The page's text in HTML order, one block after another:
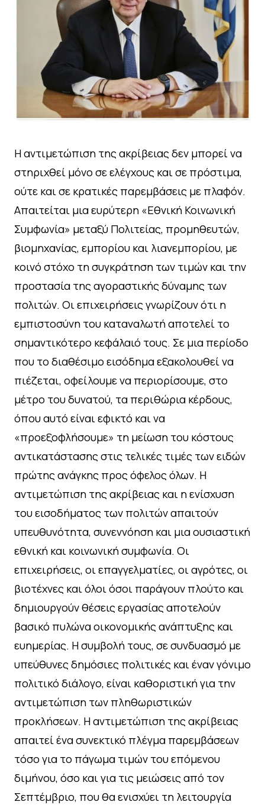
Η αντιμετώπιση της ακρίβειας δεν μπορεί να
στηριχθεί μόνο σε ελέγχους και σε πρόστιμα,
ούτε και σε κρατικές παρεμβάσεις με πλαφόν.
Απαιτείται μια ευρύτερη «Εθνική Κοινωνική
Συμφωνία» μεταξύ Πολιτείας, προμηθευτών,
βιομηχανίας, εμπορίου και λιανεμπορίου, με
κοινό στόχο τη συγκράτηση των τιμών και την
προστασία της αγοραστικής δύναμης των
πολιτών. Οι επιχειρήσεις γνωρίζουν ότι η
εμπιστοσύνη του καταναλωτή αποτελεί το
σημαντικότερο κεφάλαιό τους. Σε μια περίοδο
που το διαθέσιμο εισόδημα εξακολουθεί να
πιέζεται, οφείλουμε να περιορίσουμε, στο
μέτρο του δυνατού, τα περιθώρια κέρδους,
όπου αυτό είναι εφικτό και να
«προεξοφλήσουμε» τη μείωση του κόστους
αντικατάστασης στις τελικές τιμές των ειδών
πρώτης ανάγκης προς όφελος όλων. Η
αντιμετώπιση της ακρίβειας και η ενίσχυση
του εισοδήματος των πολιτών απαιτούν
υπευθυνότητα, συνεννόηση και μια ουσιαστική
εθνική και κοινωνική συμφωνία. Οι
επιχειρήσεις, οι επαγγελματίες, οι αγρότες, οι
βιοτέχνες και όλοι όσοι παράγουν πλούτο και
δημιουργούν θέσεις εργασίας αποτελούν
βασικό πυλώνα οικονομικής ανάπτυξης και
ευημερίας. Η συμβολή τους, σε συνδυασμό με
υπεύθυνες δημόσιες πολιτικές και έναν γόνιμο
πολιτικό διάλογο, είναι καθοριστική για την
αντιμετώπιση των πληθωριστικών
προκλήσεων. Η αντιμετώπιση της ακρίβειας
απαιτεί ένα συνεκτικό πλέγμα παρεμβάσεων
τόσο για το πάγωμα τιμών του επόμενου
διμήνου, όσο και για τις μειώσεις από τον
Σεπτέμβριο, που θα ενισχύει τη λειτουργία